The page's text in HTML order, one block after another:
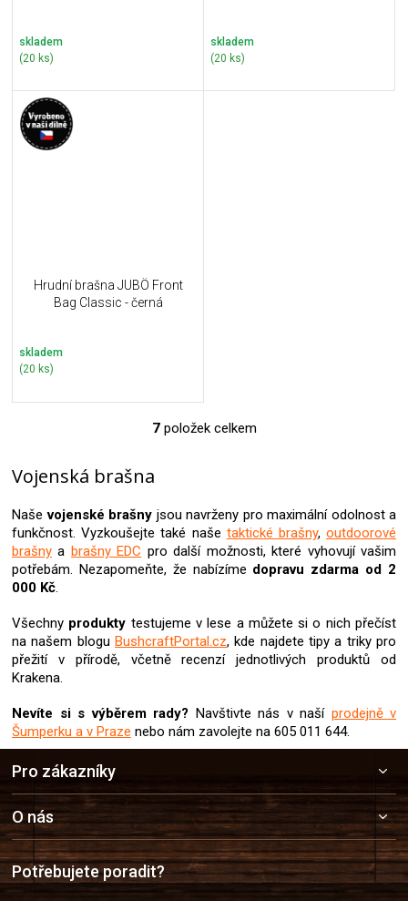
skladem
(20 ks)
skladem
(20 ks)
Hrudní brašna JUBÖ Front
Bag Classic - černá
skladem
(20 ks)
O
a
c
p
k
y
v
i
s
u
7položek celkem
Vojenská brašna
Naševojenské brašny jsou navrženy pro maximální odolnost a
funkčnost. Vyzkoušejte také naše taktické brašny,outdoorové
brašny a brašny EDC pro další možnosti, které vyhovují vašim
potřebám. Nezapomeňte, že nabízíme dopravu zdarma od 2
000 Kč.
Všechny produkty testujeme v lese a můžete si o nich přečíst
na našem blogu BushcraftPortal.cz, kde najdete tipy a triky pro
přežití v přírodě, včetně recenzí jednotlivých produktů od
Krakena.
Nevíte si s výběrem rady? Navštivte nás v naší prodejně v
Šumperku a v Praze nebo nám zavolejte na 605 011 644.
a
t
í
Pro zákazníky
O nás
Potřebujete poradit?